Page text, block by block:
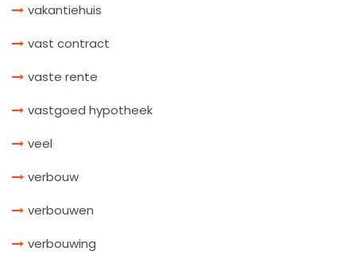
vakantiehuis
vast contract
vaste rente
vastgoed hypotheek
veel
verbouw
verbouwen
verbouwing